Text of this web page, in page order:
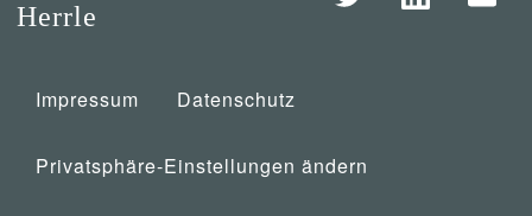
Herrle
Impressum Datenschutz
Privatsphäre-Einstellungen ändern